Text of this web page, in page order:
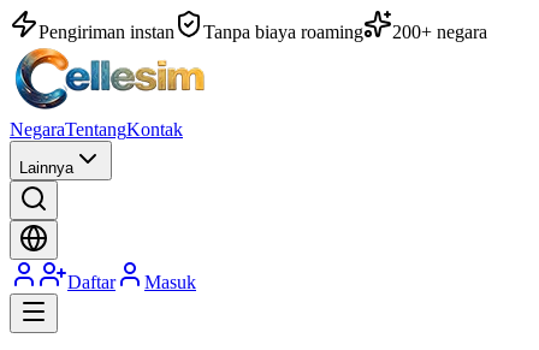
Pengiriman instan Tanpa biaya roaming 200+ negara
NegaraTentangKontak
Lainnya
Daftar Masuk